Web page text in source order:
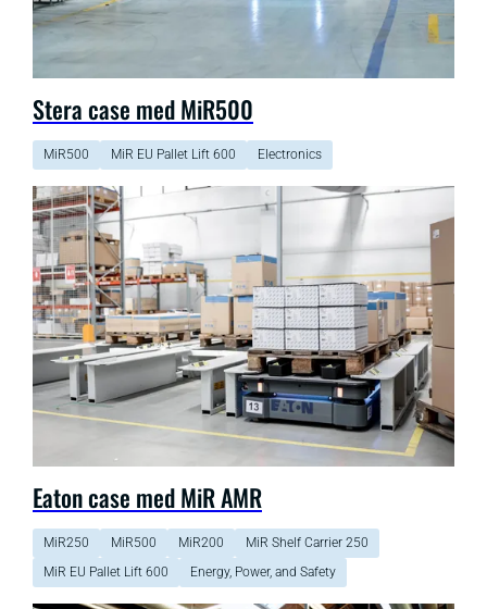
Stera case med MiR500
MiR500 MiR EU Pallet Lift 600 Electronics
Eaton case med MiR AMR
MiR250 MiR500 MiR200
MiR Shelf Carrier 250
MiR EU Pallet Lift 600
Energy, Power, and Safety